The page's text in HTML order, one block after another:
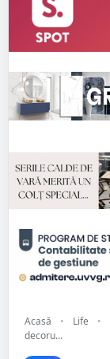
Acasă • Life •
decoru...